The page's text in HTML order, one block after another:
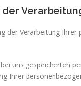
der
der Verarbeitung
uns gespeicherten
Ihrer